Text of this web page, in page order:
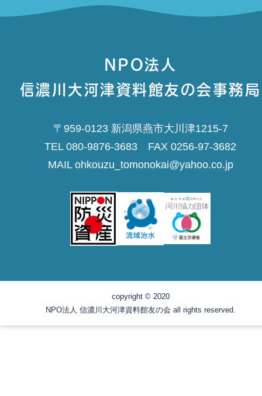
NPO法人
信濃川大河津資料館友の会事務局
〒959-0123 新潟県燕市大川津1215-7
TEL 080-9876-3683 FAX 0256-97-3682
MAIL ohkouzu_tomonokai@yahoo.co.jp
copyright © 2020
NPO法人 信濃川大河津資料館友の会 all rights reserved.